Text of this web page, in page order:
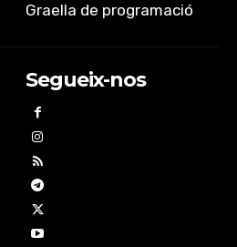
Graella de programació
Segueix-nos